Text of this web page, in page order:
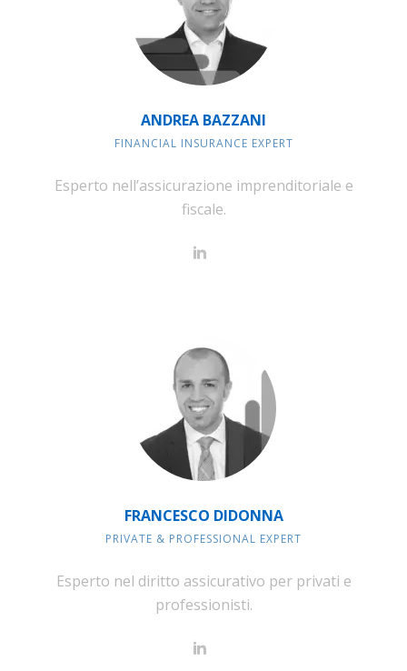
ANDREA BAZZANI
FINANCIAL INSURANCE EXPERT
Esperto nell’assicurazione imprenditoriale e
fiscale.
FRANCESCO DIDONNA
PRIVATE & PROFESSIONAL EXPERT
Esperto nel diritto assicurativo per privati e
professionisti.